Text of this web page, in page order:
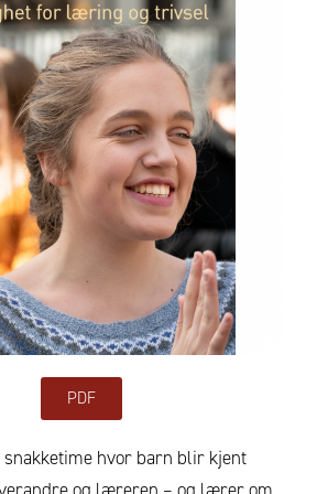
PDF
snakketime hvor barn blir kjent